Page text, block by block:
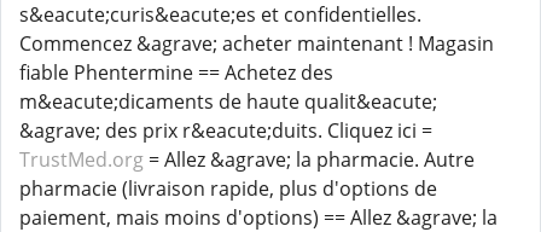
s&eacute;curis&eacute;es et confidentielles.
Commencez &agrave; acheter maintenant ! Magasin
fiable Phentermine == Achetez des
m&eacute;dicaments de haute qualit&eacute;
&agrave; des prix r&eacute;duits. Cliquez ici =
TrustMed.org = Allez &agrave; la pharmacie. Autre
pharmacie (livraison rapide, plus d'options de
paiement, mais moins d'options) == Allez &agrave; la